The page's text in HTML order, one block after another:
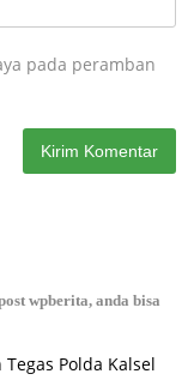
pada peramban
wpberita, anda bisa